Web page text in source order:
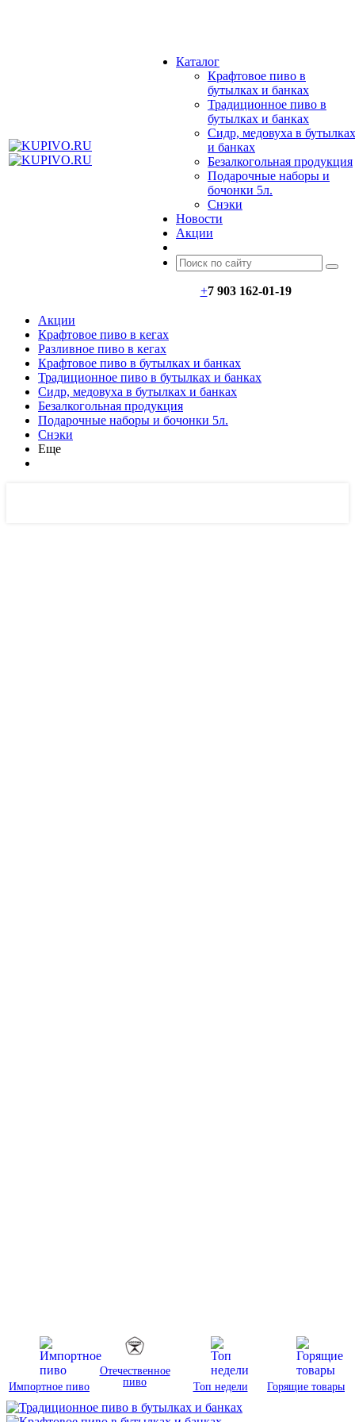
Каталог
Крафтовое пиво в
бутылках и банках
Традиционное пиво в
бутылках и банках
Сидр, медовуха в бутылках
и банках
Безалкогольная продукция
Подарочные наборы и
бочонки 5л.
Снэки
Новости
Акции
+7 903 162-01-19
Акции
Крафтовое пиво в кегах
Разливное пиво в кегах
Крафтовое пиво в бутылках и банках
Традиционное пиво в бутылках и банках
Сидр, медовуха в бутылках и банках
Безалкогольная продукция
Подарочные наборы и бочонки 5л.
Снэки
Еще
Импортное пиво
Отечественное
пиво
Топ недели Горящие товары